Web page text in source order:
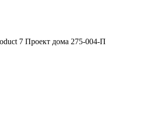
7 Проект дома 275-004-П